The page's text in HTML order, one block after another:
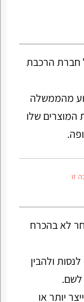
חברת הרכבת
מהממשלה
המוצרים שלו
זו
לא בהכרח
ולהבין
לשם.
יותר או